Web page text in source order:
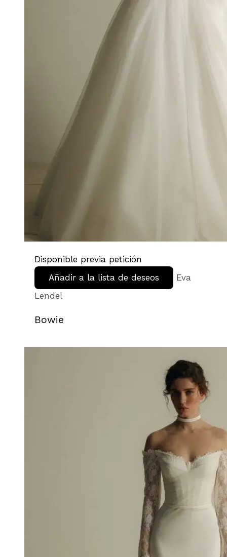
Disponible previa petición
Añadir a la lista de deseos
Eva
Lendel
Bowie